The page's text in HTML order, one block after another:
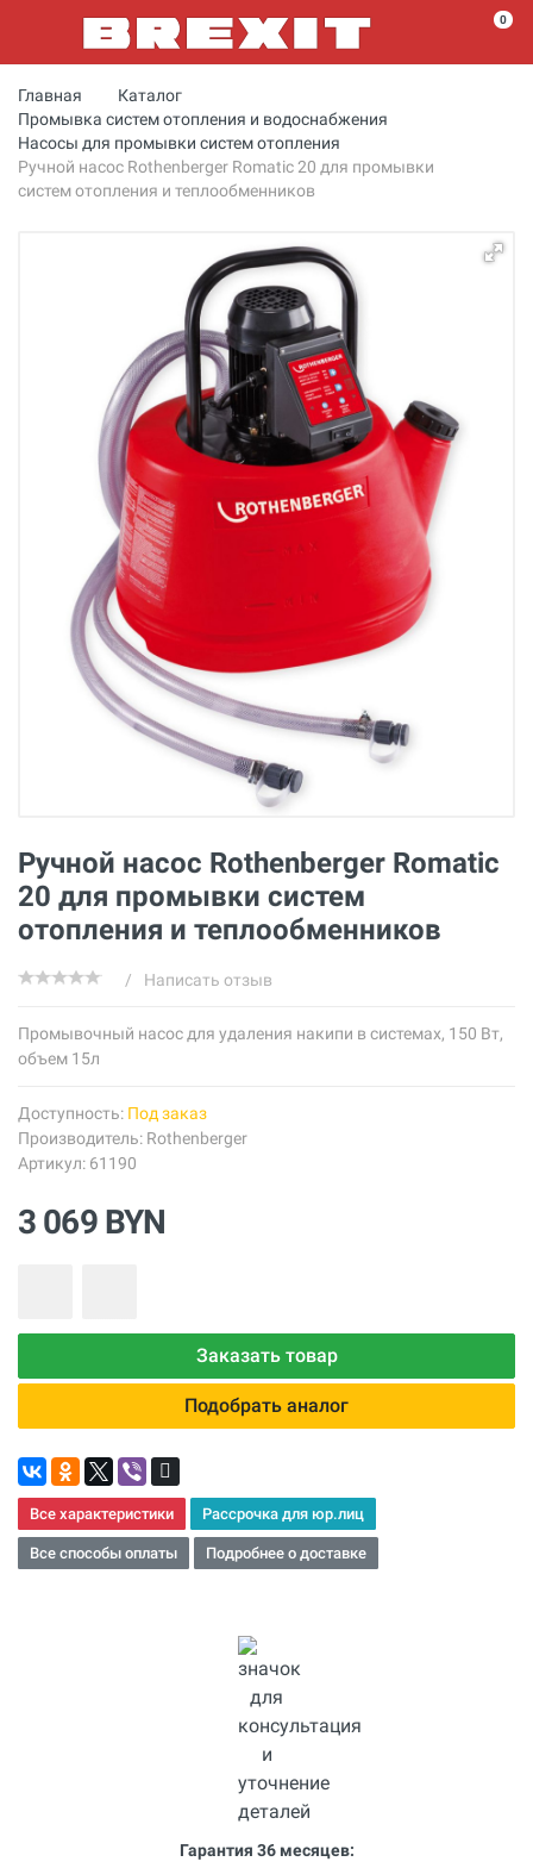
0
Главная
Каталог
Промывка систем отопления и водоснабжения
Насосы для промывки систем отопления
Ручной насос Rothenberger Romatic 20 для промывки
систем отопления и теплообменников
Ручной насос Rothenberger Romatic
20 для промывки систем
отопления и теплообменников
/ Написать отзыв
Промывочный насос для удаления накипи в системах, 150 Вт,
объем 15л
Доступность: Под заказ
Производитель: Rothenberger
Артикул: 61190
3 069 BYN
Заказать товар
Подобрать аналог
Все характеристики Рассрочка для юр.лиц
Все способы оплаты Подробнее о доставке
Гарантия 36 месяцев: